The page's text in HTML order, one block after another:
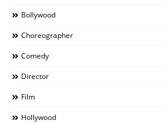
Bollywood
Choreographer
Comedy
Director
Film
Hollywood